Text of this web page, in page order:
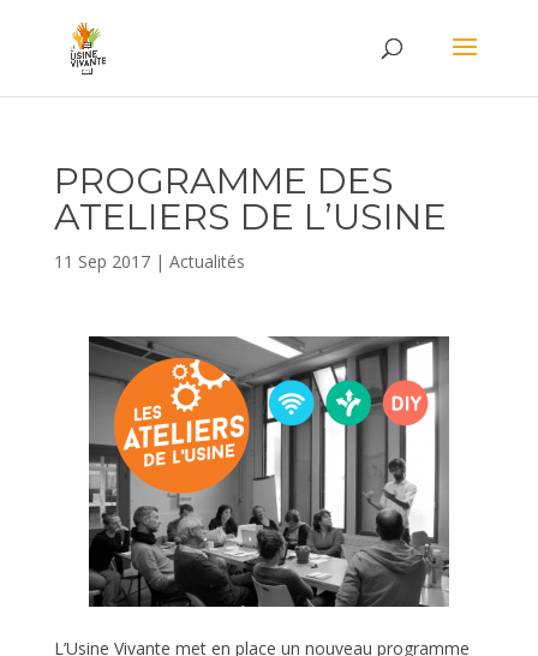
PROGRAMME DES
ATELIERS DE L’USINE
11 Sep 2017| Actualités
L’Usine Vivante met en place un nouveau programme